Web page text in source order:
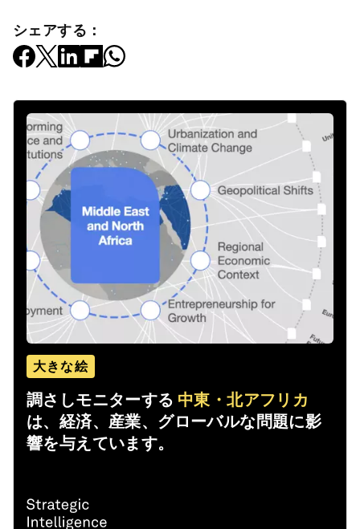
シェアする：
大きな絵
調さしモニターする 中東・北アフリカ
は、経済、産業、グローバルな問題に影
響を与えています。